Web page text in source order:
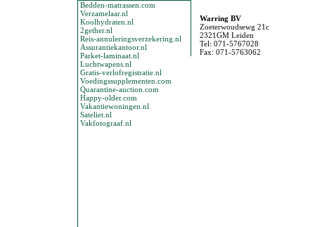
Bedden-matrassen.com
Verzamelaar.nl
Koolhydraten.nl
2gether.nl
Reis-annuleringsverzekering.nl
Assurantiekantoor.nl
Parket-laminaat.nl
Luchtwapens.nl
Gratis-verlofregistratie.nl
Voedingssupplementen.com
Quarantine-auction.com
Happy-older.com
Vakantiewoningen.nl
Sateliet.nl
Vakfotograaf.nl
Warring BV
Zoeterwoudsewg 21c
2321GM Leiden
Tel: 071-5767028
Fax: 071-5763062